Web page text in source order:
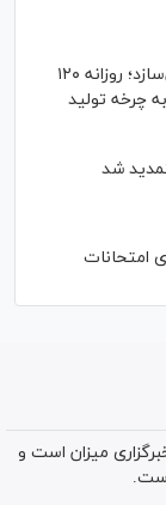
شهری که از نخاله‌های ساختمانی ثروت می‌سازد؛ روزانه ۱۲۰
چرخه تولید
امتحانات
میزان است و
است.